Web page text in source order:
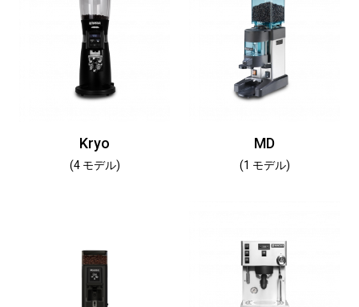
Kryo
(4 モデル)
MD
(1 モデル)